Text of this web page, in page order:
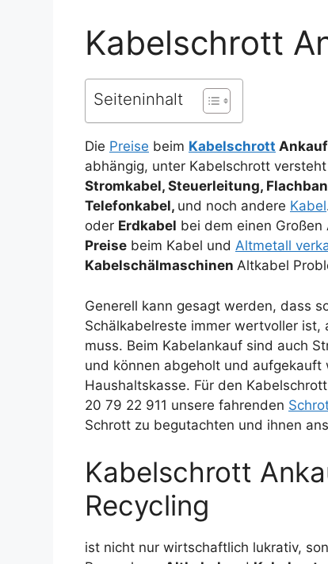
Kabelschrott
Seiteninhalt
Die Preise beim Kabelschrott
abhängig, unter Kabelschrott
Stromkabel, Steuerleitung,
Telefonkabel, und noch andere Kabel
oder Erdkabel bei dem einen Großen
Preise beim Kabel und Altmetall
Kabelschälmaschinen Altkabel
Generell kann gesagt werden, dass
Schälkabelreste immer wertvoller
muss. Beim Kabelankauf sind auch
und können abgeholt und
Haushaltskasse. Für den
20 79 22 911 unsere fahrenden
Schrott zu begutachten und ihnen
Kabelschrott
Recycling
ist nicht nur wirtschaftlich lukrativ,